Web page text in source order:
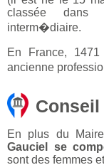
classée dans
interm�diaire.
En France,
ancienne
En plus du
Gauciel se
sont des femmes